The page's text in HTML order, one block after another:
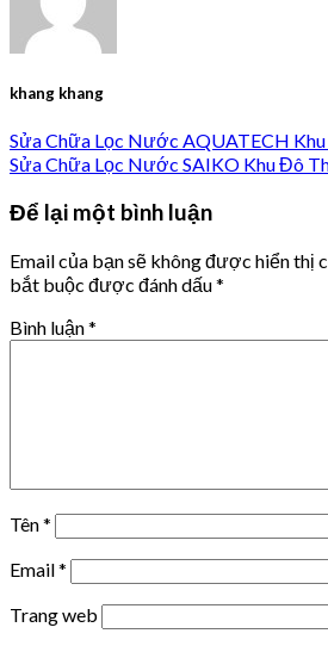
khang khang
Sửa Chữa Lọc Nước AQUATECH
Sửa Chữa Lọc Nước SAIKO Khu Đô
Để lại một bình luận
Email của bạn sẽ không được hiển thị
bắt buộc được đánh dấu*
Bình luận*
Tên*
Email*
Trang web